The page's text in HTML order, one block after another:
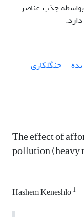
جذب عناصر
پده
جنگلکاری
The effect of
pollution (heavy
Hashem Keneshlo1